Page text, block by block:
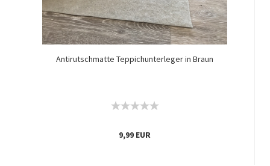
Antirutschmatte Teppichunterleger in Braun
9,99 EUR